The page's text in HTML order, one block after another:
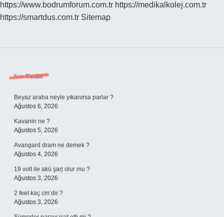
https://www.bodrumforum.com.tr https://medikalkolej.com.tr
https://smartdus.com.tr Sitemap
Sidebar
Son Yazılar
Beyaz araba neyle yıkanırsa parlar ?
Ağustos 6, 2026
Kavanin ne ?
Ağustos 5, 2026
Avangard dram ne demek ?
Ağustos 4, 2026
19 volt ile akü şarj olur mu ?
Ağustos 3, 2026
2 feet kaç cm’dir ?
Ağustos 3, 2026